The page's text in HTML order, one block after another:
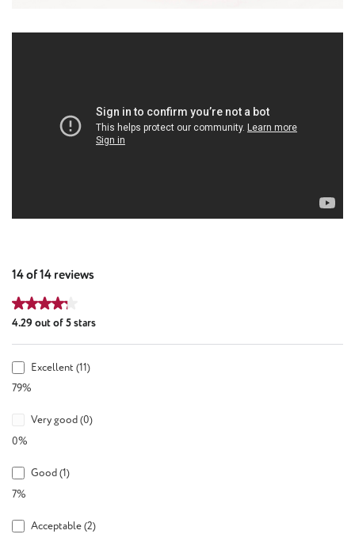
14 of 14 reviews
Average rating of 4.29 out of 5 stars
4.29 out of 5 stars
Excellent (11)
79%
Very good (0)
0%
Good (1)
7%
Acceptable (2)